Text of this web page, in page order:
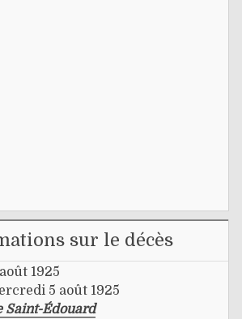
sur le décès
1925
5 août 1925
Saint-Édouard